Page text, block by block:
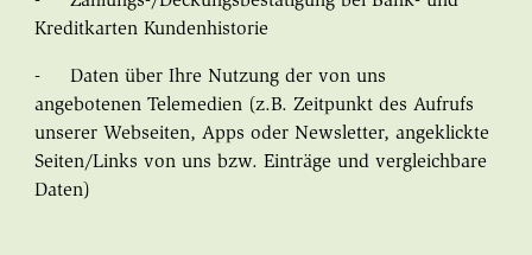
Kreditkarten Kundenhistorie
- Daten über Ihre Nutzung der von uns
angebotenen Telemedien (z.B. Zeitpunkt des Aufrufs
unserer Webseiten, Apps oder Newsletter, angeklickte
Seiten/Links von uns bzw. Einträge und vergleichbare
Daten)